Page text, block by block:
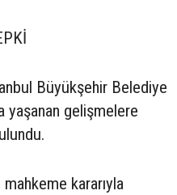
Büyükşehir Belediye
yaşanan gelişmelere
kararıyla